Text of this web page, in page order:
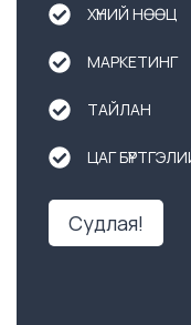
ХҮНИЙ НӨӨЦ
МАРКЕТИНГ
ТАЙЛАН
ЦАГ
Судлая!